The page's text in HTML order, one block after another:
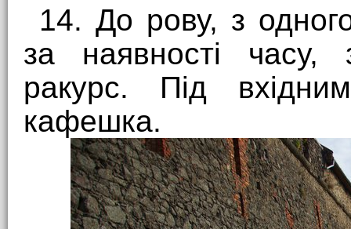
14. До рову, з
за наявності часу,
ракурс. Під
кафешка.